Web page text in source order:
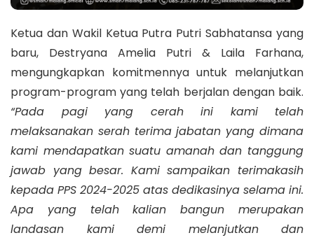
Ketua dan Wakil Ketua Putra Putri Sabhatansa yang
baru, Destryana Amelia Putri & Laila Farhana,
mengungkapkan komitmennya untuk melanjutkan
program-program yang telah berjalan dengan baik.
“Pada pagi yang cerah ini kami telah
melaksanakan serah terima jabatan yang dimana
kami mendapatkan suatu amanah dan tanggung
jawab yang besar. Kami sampaikan terimakasih
kepada PPS 2024-2025 atas dedikasinya selama ini.
Apa yang telah kalian bangun merupakan
landasan kami demi melanjutkan dan